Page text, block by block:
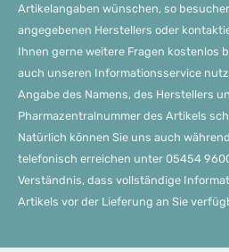
Artikelangaben wünschen, so
angegebenen Herstellers oder
Ihnen gerne weitere Fragen kostenlos
auch unseren Informationsservice
Angabe des Namens, des Herstellers
Pharmazentralnummer des Artikels
Natürlich können Sie uns auch
telefonisch erreichen unter 05454
Verständnis, dass vollständige
Artikels vor der Lieferung an Sie